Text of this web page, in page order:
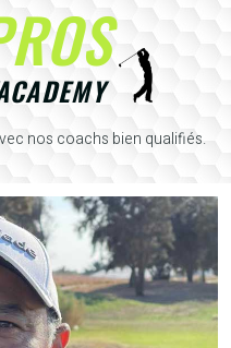
nos coachs bien qualifiés.